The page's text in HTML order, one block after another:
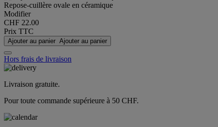
Repose-cuillère ovale en céramique
Modifier
CHF 22.00
Prix TTC
Ajouter au panier Ajouter au panier
Hors frais de livraison
Livraison gratuite.
Pour toute commande supérieure à 50 CHF.